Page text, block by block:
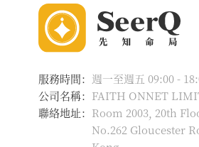
服務時間： 週一至週五 09:00 -
公司名稱： FAITH ONNET
聯絡地址： Room 2003, 20th
No.262 Gloucester